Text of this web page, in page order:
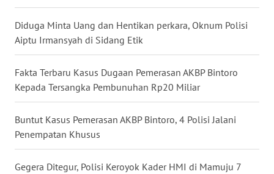
Diduga Minta Uang dan Hentikan perkara, Oknum Polisi
Aiptu Irmansyah di Sidang Etik
Fakta Terbaru Kasus Dugaan Pemerasan AKBP Bintoro
Kepada Tersangka Pembunuhan Rp20 Miliar
Buntut Kasus Pemerasan AKBP Bintoro, 4 Polisi Jalani
Penempatan Khusus
Gegera Ditegur, Polisi Keroyok Kader HMI di Mamuju 7
WN
SULUT